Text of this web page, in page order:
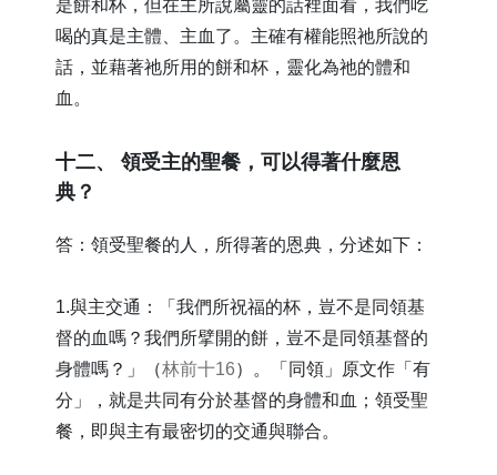
是餅和杯，但在主所說屬靈的話裡面看，我們吃
喝的真是主體、主血了。主確有權能照祂所說的
話，並藉著祂所用的餅和杯，靈化為祂的體和
血。
​十二、 領受主的聖餐，可以得著什麼恩
典？
答：領受聖餐的人，所得著的恩典，分述如下：
1.與主交通：「我們所祝福的杯，豈不是同領基
督的血嗎？我們所擘開的餅，豈不是同領基督的
身體嗎？」（林前十16）。「同領」原文作「有
分」，就是共同有分於基督的身體和血；領受聖
餐，即與主有最密切的交通與聯合。